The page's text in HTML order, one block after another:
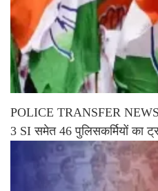
POLICE TRANSFER
3 SI समेत 46 पुलिसकर्मियों का